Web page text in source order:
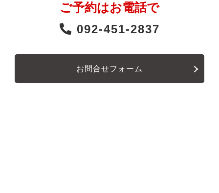
ご予約はお電話で
092-451-2837
お問合せフォーム